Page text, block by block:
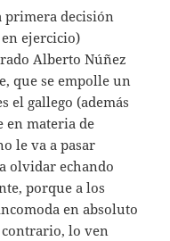
primera decisión
ejercicio)
Alberto Núñez
que se empolle un
el gallego (además
en materia de
le va a pasar
olvidar echando
porque a los
en absoluto
lo ven